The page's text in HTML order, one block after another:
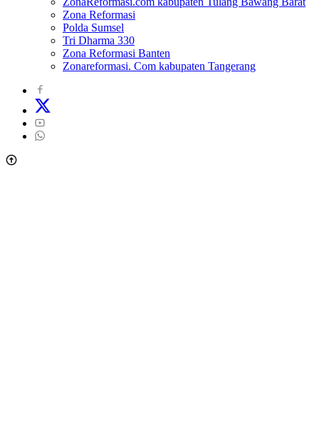
Zona Reformasi
Polda Sumsel
Tri Dharma 330
Zona Reformasi Banten
Zonareformasi. Com kabupaten Tangerang